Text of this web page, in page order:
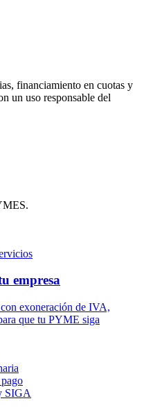
financiamiento en cuotas y
un uso responsable del
empresa
exoneración de IVA,
que tu PYME siga
SIGA